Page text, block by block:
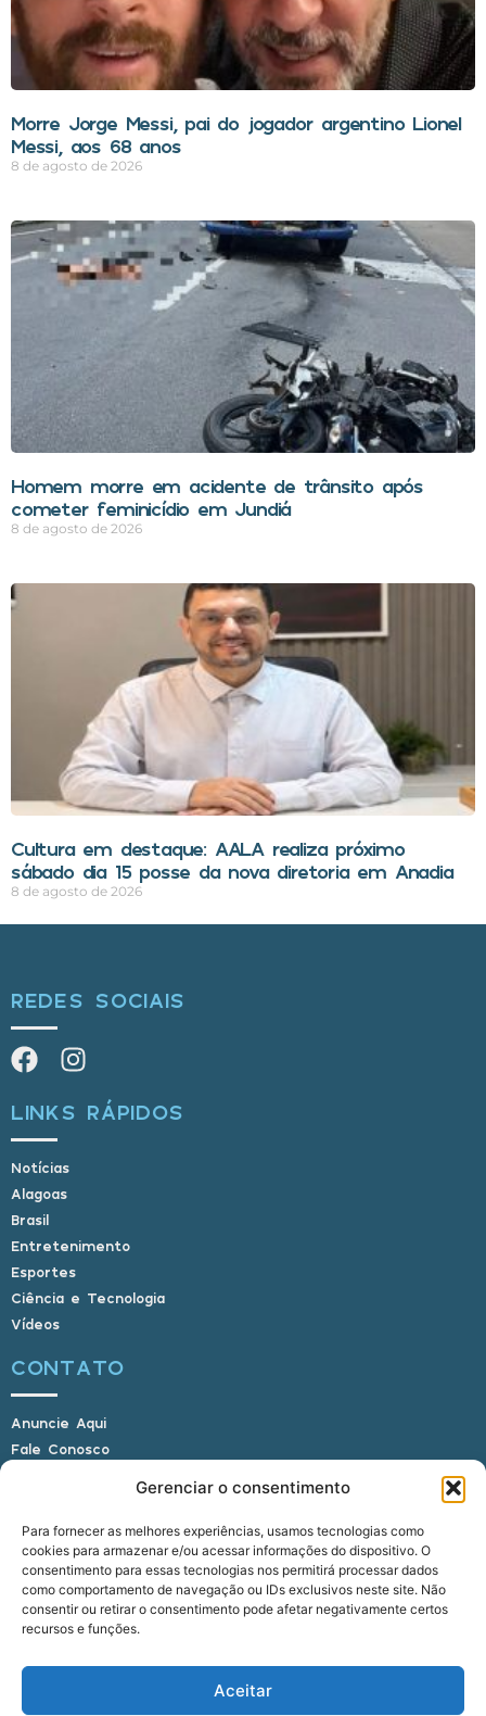
Gerenciar o consentimento
Para fornecer as melhores experiências, usamos tecnologias como
cookies para armazenar e/ou acessar informações do dispositivo. O
consentimento para essas tecnologias nos permitirá processar dados
como comportamento de navegação ou IDs exclusivos neste site. Não
consentir ou retirar o consentimento pode afetar negativamente certos
recursos e funções.
Aceitar
Morre Jorge Messi, pai do jogador argentino Lionel
Messi, aos 68 anos
8 de agosto de 2026
Homem morre em acidente de trânsito após
cometer feminicídio em Jundiá
8 de agosto de 2026
Cultura em destaque: AALA realiza próximo
sábado dia 15 posse da nova diretoria em Anadia
8 de agosto de 2026
REDES SOCIAIS
LINKS RÁPIDOS
Notícias
Alagoas
Brasil
Entretenimento
Esportes
Ciência e Tecnologia
Vídeos
CONTATO
Anuncie Aqui
Fale Conosco
E-mail: alagoasbrasilnoticias@gmail.com
Telefone: (82) 9 9691-0391 (Whatsapp)
Responsável Técnico: Crysthyan Carlos
Rua do Sau - Centro - Anadia - AL - CEP: